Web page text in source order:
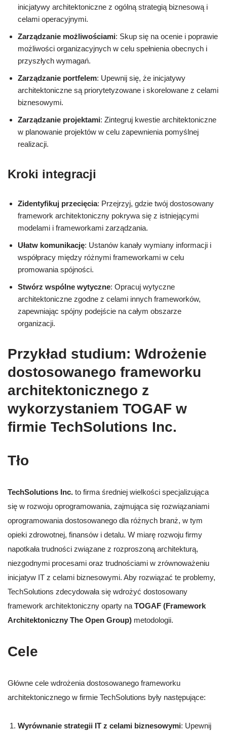
inicjatywy architektoniczne z ogólną strategią biznesową i
celami operacyjnymi.
Zarządzanie możliwościami: Skup się na ocenie i poprawie
możliwości organizacyjnych w celu spełnienia obecnych i
przyszłych wymagań.
Zarządzanie portfelem: Upewnij się, że inicjatywy
architektoniczne są priorytetyzowane i skorelowane z celami
biznesowymi.
Zarządzanie projektami: Zintegruj kwestie architektoniczne
w planowanie projektów w celu zapewnienia pomyślnej
realizacji.
Kroki integracji
Zidentyfikuj przecięcia: Przejrzyj, gdzie twój dostosowany
framework architektoniczny pokrywa się z istniejącymi
modelami i frameworkami zarządzania.
Ułatw komunikację: Ustanów kanały wymiany informacji i
współpracy między różnymi frameworkami w celu
promowania spójności.
Stwórz wspólne wytyczne: Opracuj wytyczne
architektoniczne zgodne z celami innych frameworków,
zapewniając spójny podejście na całym obszarze
organizacji.
Przykład studium: Wdrożenie
dostosowanego frameworku
architektonicznego z
wykorzystaniem TOGAF w
firmie TechSolutions Inc.
Tło
TechSolutions Inc. to firma średniej wielkości specjalizująca
się w rozwoju oprogramowania, zajmująca się rozwiązaniami
oprogramowania dostosowanego dla różnych branż, w tym
opieki zdrowotnej, finansów i detalu. W miarę rozwoju firmy
napotkała trudności związane z rozproszoną architekturą,
niezgodnymi procesami oraz trudnościami w zrównoważeniu
inicjatyw IT z celami biznesowymi. Aby rozwiązać te problemy,
TechSolutions zdecydowała się wdrożyć dostosowany
framework architektoniczny oparty na TOGAF (Framework
Architektoniczny The Open Group) metodologii.
Cele
Główne cele wdrożenia dostosowanego frameworku
architektonicznego w firmie TechSolutions były następujące:
Wyrównanie strategii IT z celami biznesowymi: Upewnij